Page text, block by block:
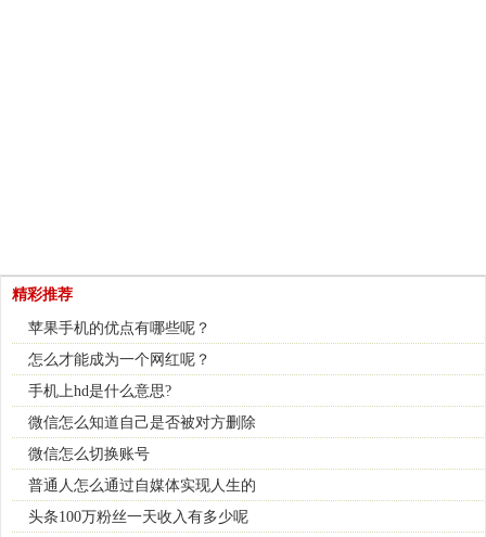
精彩推荐
苹果手机的优点有哪些呢？
怎么才能成为一个网红呢？
手机上hd是什么意思?
微信怎么知道自己是否被对方删除
微信怎么切换账号
普通人怎么通过自媒体实现人生的
头条100万粉丝一天收入有多少呢